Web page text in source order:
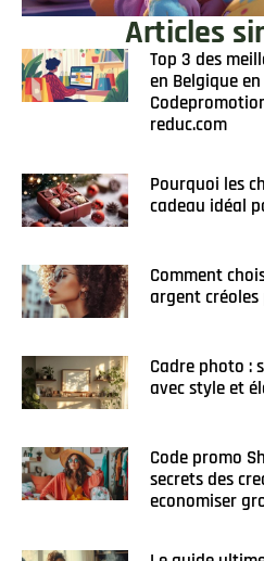
Articles
Top 3 des
en Belgique
reduc.com
Pourquoi les
cadeau idéal
Comment
argent
Cadre photo :
avec style et
Code promo
secrets des
economiser